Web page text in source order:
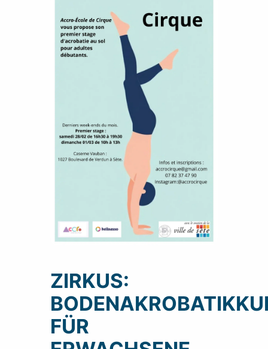
ZIRKUS:
FÜR